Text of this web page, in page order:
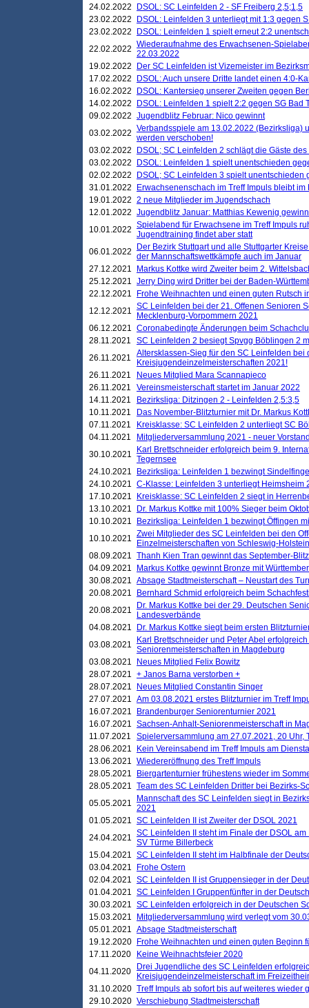
24.02.2022
DSOL: SC Leinfelden 2 - SF Freiberg 2,5;1,5
23.02.2022
DSOL: Leinfelden 3 unterliegt mit 1:3 gegen
23.02.2022
DSOL: Leinfelden 1 spielt erneut 2:2
22.02.2022 Wiederaufnahme des Erwachsenen-
22.03.2022
19.02.2022
Der SC Leinfelden ist Vizemeister im
17.02.2022
DSOL: Auch unsere Dritte landet einen 4:0-
16.02.2022
DSOL: Kantersieg unserer Zweiten gegen
14.02.2022
DSOL: Leinfelden 1 spielt 2:2 gegen SG Bad
09.02.2022 Jugendblitz Februar: Nico gewinnt
03.02.2022 Verbandsspiele am 13.02.2022 (Bezirksliga)
werden verschoben!
03.02.2022
DSOL; SC Leinfelden 2 schlägt die Gäste
03.02.2022
DSOL: Leinfelden 1 spielt unentschieden
02.02.2022
DSOL; SC Leinfelden 3 spielt unentschieden
31.01.2022
Erwachsenenschach im Treff Impuls bleibt
19.01.2022 2 neue Mitglieder im Jugendschach
12.01.2022 Jugendblitz Januar: Matthias Kewenig
10.01.2022 Spielabend für Erwachsene im Treff Impuls
Jugendtraining findet aber statt
06.01.2022
Der Bezirk Stuttgart und alle Stuttgarter
der Mannschaftswettkämpfe auch im Januar
27.12.2021
Markus Kottke wird Zweiter beim 2.
25.12.2021 Jerry Ding wird Dritter bei der Baden-
22.12.2021
Frohe Weihnachten und einen guten Rutsch
12.12.2021 SC Leinfelden bei der 21. Offenen Senioren
Mecklenburg-Vorpommern 2021
06.12.2021 Coronabedingte Änderungen beim
28.11.2021
SC Leinfelden 2 besiegt Spvgg Böblingen 2
26.11.2021
Altersklassen-Sieg für den SC Leinfelden bei
Kreisjugendeinzelmeisterschaften 2021!
26.11.2021
Neues Mitglied Mara Scannapieco
26.11.2021
Vereinsmeisterschaft startet im Januar 2022
14.11.2021
Bezirksliga: Ditzingen 2 - Leinfelden 2,5:3,5
10.11.2021
Das November-Blitzturnier mit Dr. Markus
07.11.2021
Kreisklasse: SC Leinfelden 2 unterliegt SC
04.11.2021
Mitgliederversammlung 2021 - neuer
30.10.2021
Karl Brettschneider erfolgreich beim 9.
Tegernsee
24.10.2021
Bezirksliga: Leinfelden 1 bezwingt
24.10.2021 C-Klasse: Leinfelden 3 unterliegt Heimsheim
17.10.2021
Kreisklasse: SC Leinfelden 2 siegt in
13.10.2021
Dr. Markus Kottke mit 100% Sieger beim
10.10.2021
Bezirksliga: Leinfelden 1 bezwingt Öffingen
10.10.2021 Zwei Mitglieder des SC Leinfelden bei den
Einzelmeisterschaften von Schleswig-
08.09.2021 Thanh Kien Tran gewinnt das September-
04.09.2021
Markus Kottke gewinnt Bronze mit
30.08.2021 Absage Stadtmeisterschaft – Neustart des
20.08.2021
Bernhard Schmid erfolgreich beim
20.08.2021
Dr. Markus Kottke bei der 29. Deutschen
Landesverbände
04.08.2021
Dr. Markus Kottke siegt beim ersten
03.08.2021
Karl Brettschneider und Peter Abel
Seniorenmeisterschaften in Magdeburg
03.08.2021
Neues Mitglied Felix Bowitz
28.07.2021 + Janos Barna verstorben +
28.07.2021
Neues Mitglied Constantin Singer
27.07.2021 Am 03.08.2021 erstes Blitzturnier im Treff
16.07.2021
Brandenburger Seniorenturnier 2021
16.07.2021 Sachsen-Anhalt-Seniorenmeisterschaft in
11.07.2021
Spielerversammlung am 27.07.2021, 20 Uhr,
28.06.2021
Kein Vereinsabend im Treff Impuls am
13.06.2021 Wiedereröffnung des Treff Impuls
28.05.2021
Biergartenturnier frühestens wieder im
28.05.2021 Team des SC Leinfelden Dritter bei Bezirks-
05.05.2021
Mannschaft des SC Leinfelden siegt in
2021
01.05.2021 SC Leinfelden II ist Zweiter der DSOL 2021
24.04.2021 SC Leinfelden II steht im Finale der DSOL
SV Türme Billerbeck
15.04.2021 SC Leinfelden II steht im Halbfinale der
03.04.2021
Frohe Ostern
02.04.2021 SC Leinfelden II ist Gruppensieger in der
01.04.2021 SC Leinfelden I Gruppenfünfter in der
30.03.2021 SC Leinfelden erfolgreich in der Deutschen
15.03.2021
Mitgliederversammlung wird verlegt vom
05.01.2021 Absage Stadtmeisterschaft
19.12.2020
Frohe Weihnachten und einen guten Beginn
17.11.2020
Keine Weihnachtsfeier 2020
04.11.2020
Drei Jugendliche des SC Leinfelden
Kreisjugendeinzelmeisterschaft im
31.10.2020 Treff Impuls ab sofort bis auf weiteres wieder
29.10.2020 Verschiebung Stadtmeisterschaft